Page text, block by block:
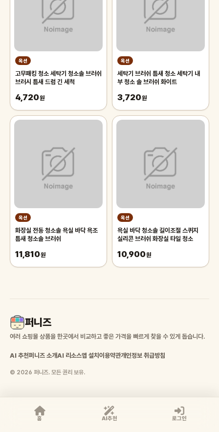
옥션
고무패킹 청소 세탁기 청소솔 브러쉬
브러시 틈새 드럼 긴 세척
4,720원
옥션
세탁기 브러쉬 틈새 청소 세탁기 내
부 청소 솔 브러쉬 화이트
3,720원
옥션
화장실 전동 청소솔 욕실 바닥 욕조
틈새 청소솔 브러쉬
11,810원
옥션
욕실 바닥 청소솔 길이조절 스퀴지
실리콘 브러쉬 화장실 타일 청소
10,900원
퍼니즈
여러 쇼핑몰 상품을 한곳에서 비교하고 좋은 가격을 빠르게 찾을 수 있게 돕습니다.
AI 추천퍼니즈 소개AI 리소스앱 설치 이용약관개인정보 취급방침
© 2026 퍼니즈. 모든 권리 보유.
홈 AI추천 로그인